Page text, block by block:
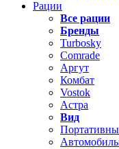
Рации
Все рации
Бренды
Turbosky
Comrade
Аргут
Комбат
Vostok
Астра
Вид